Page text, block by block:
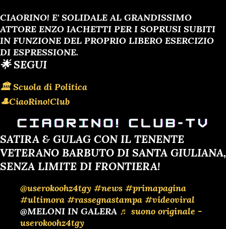
CIAORINO! E' SOLIDALE AL GRANDISSIMO
ATTORE ENZO IACHETTI PER I SOPRUSI SUBITI
IN FUNZIONE DEL PROPRIO LIBERO ESERCIZIO
DI ESPRESSIONE.
🌟 SEGUI
🏛 Scuola di Politica
🎩CiaoRino!Club
SATIRA & GULAG CON IL TENENTE
VETERANO BARBUTO DI SANTA GIULIANA,
SENZA LIMITE DI FRONTIERA!
@userokoohz4tgy #news #primapagina
#ultimora #rassegnastampa #videoviral
@MELONI IN GALERA ♬ suono originale -
userokoohz4tgy